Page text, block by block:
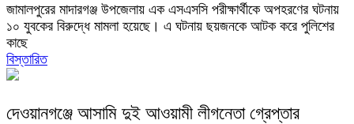
জামালপুরের মাদারগঞ্জ উপজেলায় এক এসএসসি পরীক্ষার্থীকে অপহরণের ঘটনায়
১০ যুবকের বিরুদ্ধে মামলা হয়েছে। এ ঘটনায় ছয়জনকে আটক করে পুলিশের
কাছে
বিস্তারিত
দেওয়ানগঞ্জে আসামি দুই আওয়ামী লীগনেতা গ্রেপ্তার